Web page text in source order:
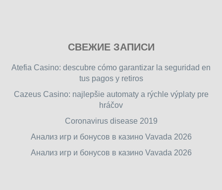
free
games
games.
СВЕЖИЕ ЗАПИСИ
Atefia Casino: descubre cómo garantizar la seguridad en
tus pagos y retiros
Cazeus Casino: najlepšie automaty a rýchle výplaty pre
hráčov
Coronavirus disease 2019
Анализ игр и бонусов в казино Vavada 2026
Анализ игр и бонусов в казино Vavada 2026